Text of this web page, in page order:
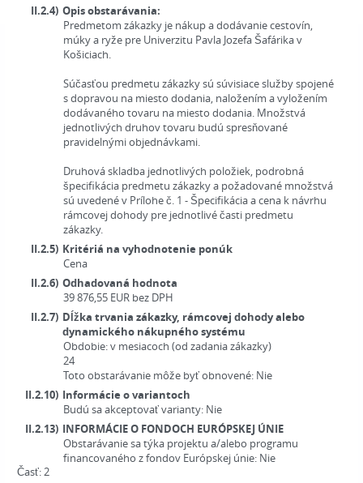
II.2.4) Opis obstarávania:
Predmetom zákazky je nákup a dodávanie cestovín,
múky a ryže pre Univerzitu Pavla Jozefa Šafárika v
Košiciach.
Súčasťou predmetu zákazky sú súvisiace služby spojené
s dopravou na miesto dodania, naložením a vyložením
dodávaného tovaru na miesto dodania. Množstvá
jednotlivých druhov tovaru budú spresňované
pravidelnými objednávkami.
Druhová skladba jednotlivých položiek, podrobná
špecifikácia predmetu zákazky a požadované množstvá
sú uvedené v Prílohe č. 1 - Špecifikácia a cena k návrhu
rámcovej dohody pre jednotlivé časti predmetu
zákazky.
II.2.5) Kritériá na vyhodnotenie ponúk
Cena
II.2.6) Odhadovaná hodnota
39 876,55 EUR bez DPH
II.2.7) Dĺžka trvania zákazky, rámcovej dohody alebo
dynamického nákupného systému
Obdobie:v mesiacoch (od zadania zákazky)
24
Toto obstarávanie môže byť obnovené: Nie
II.2.10) Informácie o variantoch
Budú sa akceptovať varianty: Nie
II.2.13) INFORMÁCIE O FONDOCH EURÓPSKEJ ÚNIE
Obstarávanie sa týka projektu a/alebo programu
financovaného z fondov Európskej únie: Nie
Časť: 2